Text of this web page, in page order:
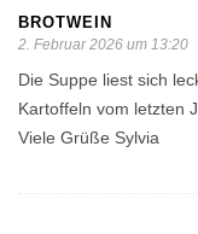
BROTWEIN
2. Februar 2026 um 13:20
Die Suppe liest sich
Kartoffeln vom letzten
Viele Grüße Sylvia